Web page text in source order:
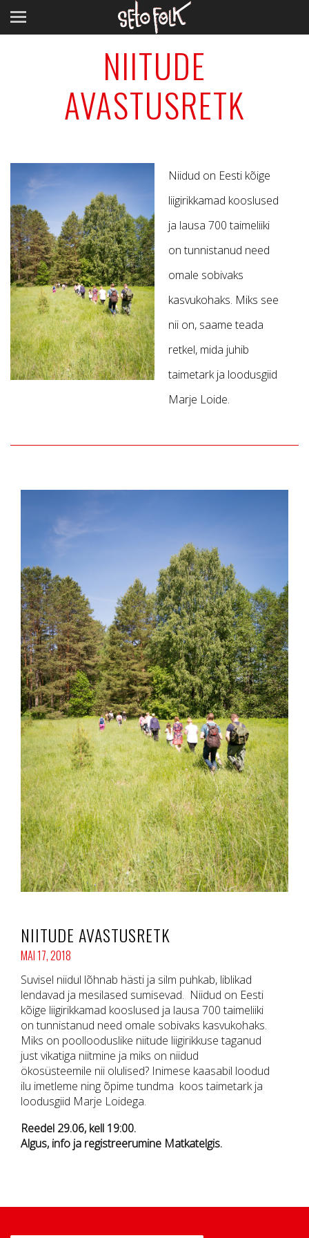
NIITUDE
AVASTUSRETK
Niidud on Eesti kõige
liigirikkamad kooslused
ja lausa 700 taimeliiki
on tunnistanud need
omale sobivaks
kasvukohaks. Miks see
nii on, saame teada
retkel, mida juhib
taimetark ja loodusgiid
Marje Loide.
NIITUDE AVASTUSRETK
MAI 17, 2018
Suvisel niidul lõhnab hästi ja silm puhkab, liblikad
lendavad ja mesilased sumisevad. Niidud on Eesti
kõige liigirikkamad kooslused ja lausa 700 taimeliiki
on tunnistanud need omale sobivaks kasvukohaks.
Miks on poollooduslike niitude liigirikkuse taganud
just vikatiga niitmine ja miks on niidud
ökosüsteemile nii olulised? Inimese kaasabil loodud
ilu imetleme ning õpime tundma koos taimetark ja
loodusgiid Marje Loidega.
Reedel 29.06, kell 19:00.
Algus, info ja registreerumine Matkatelgis.